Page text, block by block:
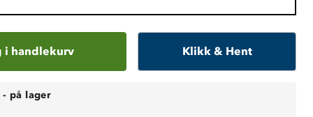
i handlekurv Klikk & Hent
- på lager